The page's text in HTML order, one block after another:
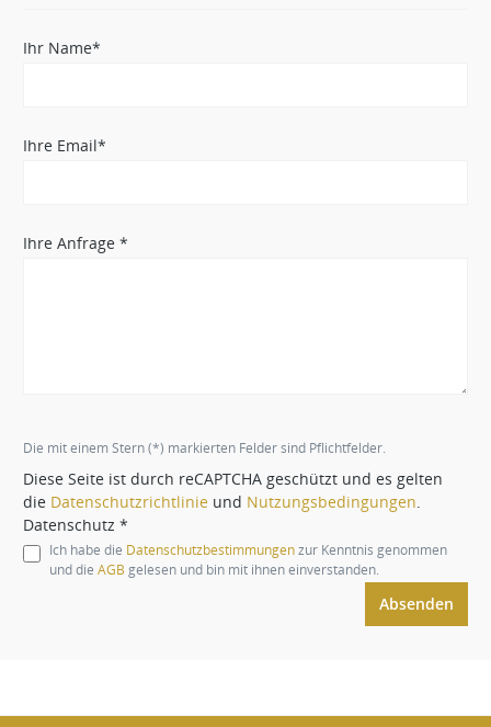
Ihr Name*
Ihre Email*
Ihre Anfrage *
Die mit einem Stern (*) markierten Felder sind Pflichtfelder.
Diese Seite ist durch reCAPTCHA geschützt und es gelten
die Datenschutzrichtlinie und Nutzungsbedingungen.
Datenschutz *
Ich habe die Datenschutzbestimmungenzur Kenntnis genommen
und die AGB gelesen und bin mit ihnen einverstanden.
Absenden